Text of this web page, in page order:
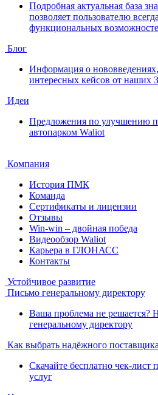
Подробная актуальная база
позволяет пользователю
функциональных
Блог
Информация о
интересных кейсов от наших
Идеи
Предложения по улучшению
автопарком Waliot
Компания
История ПМК
Команда
Сертификаты и лицензии
Отзывы
Win-win – двойная победа
Видеообзор Waliot
Карьера в ГЛОНАСС
Контакты
Устойчивое развитие
Письмо генеральному директору
Ваша проблема не решается?
генеральному директору
Как выбрать надёжного
Скачайте бесплатно чек-лист
услуг